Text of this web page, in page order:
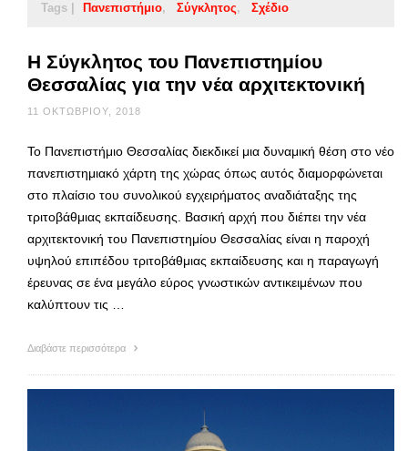
Tags | Πανεπιστήμιο Σύγκλητος Σχέδιο
Η Σύγκλητος του Πανεπιστημίου
Θεσσαλίας για την νέα αρχιτεκτονική
11 ΟΚΤΩΒΡΊΟΥ, 2018
Το Πανεπιστήμιο Θεσσαλίας διεκδικεί μια δυναμική θέση στο νέο
πανεπιστημιακό χάρτη της χώρας όπως αυτός διαμορφώνεται
στο πλαίσιο του συνολικού εγχειρήματος αναδιάταξης της
τριτοβάθμιας εκπαίδευσης. Βασική αρχή που διέπει την νέα
αρχιτεκτονική του Πανεπιστημίου Θεσσαλίας είναι η παροχή
υψηλού επιπέδου τριτοβάθμιας εκπαίδευσης και η παραγωγή
έρευνας σε ένα μεγάλο εύρος γνωστικών αντικειμένων που
καλύπτουν τις …
Διαβάστε περισσότερα